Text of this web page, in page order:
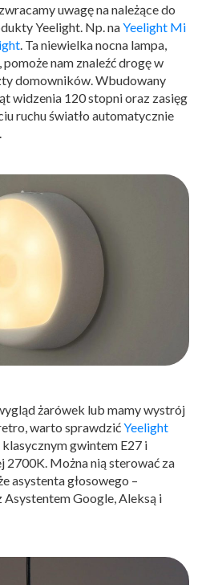
uwagę na należące do
Yeelight. Np. naYeelight Mi
. Ta niewielka nocna lampa,
nam znaleźć drogę w
domowników. Wbudowany
widzenia 120 stopni oraz zasięg
ruchu światło automatycznie
żarówek lub mamy wystrój
warto sprawdzićYeelight
klasycznym gwintem E27 i
Można nią sterować za
asystenta głosowego –
Asystentem Google, Aleksą i